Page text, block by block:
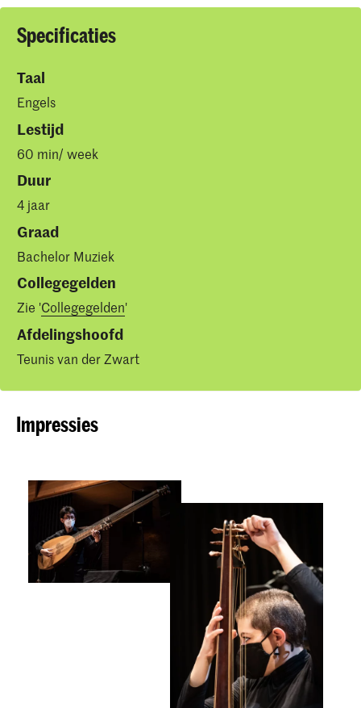
Specificaties
Taal
Engels
Lestijd
60 min/ week
Duur
4 jaar
Graad
Bachelor Muziek
Collegegelden
Zie 'Collegegelden'
Afdelingshoofd
Teunis van der Zwart
Impressies